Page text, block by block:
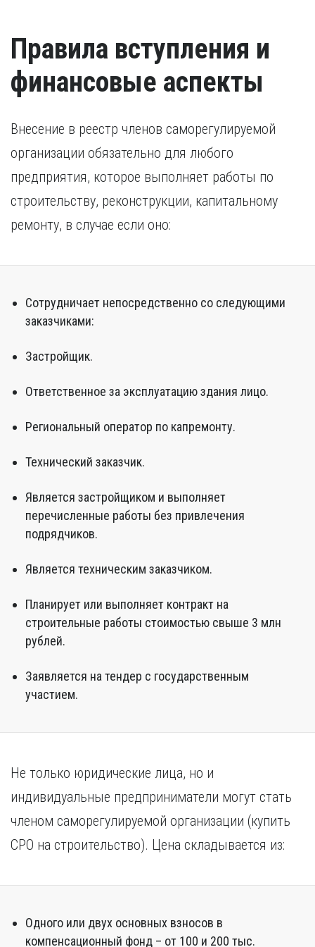
квалификации в течение последних пяти лет. В случае,
если повышение квалификации проходило за пределами
России, требуется копия свидетельства о признании
иностранного образования.
Правила вступления и
финансовые аспекты
Внесение в реестр членов саморегулируемой
организации обязательно для любого
предприятия, которое выполняет работы по
строительству, реконструкции, капитальному
ремонту, в случае если оно:
Сотрудничает непосредственно со следующими
заказчиками:
Застройщик.
Ответственное за эксплуатацию здания лицо.
Региональный оператор по капремонту.
Технический заказчик.
Является застройщиком и выполняет
перечисленные работы без привлечения
подрядчиков.
Является техническим заказчиком.
Планирует или выполняет контракт на
строительные работы стоимостью свыше 3 млн
рублей.
Заявляется на тендер с государственным
участием.
Не только юридические лица, но и
индивидуальные предприниматели могут стать
членом саморегулируемой организации (купить
СРО на строительство). Цена складывается из:
Одного или двух основных взносов в
компенсационный фонд – от 100 и 200 тыс.